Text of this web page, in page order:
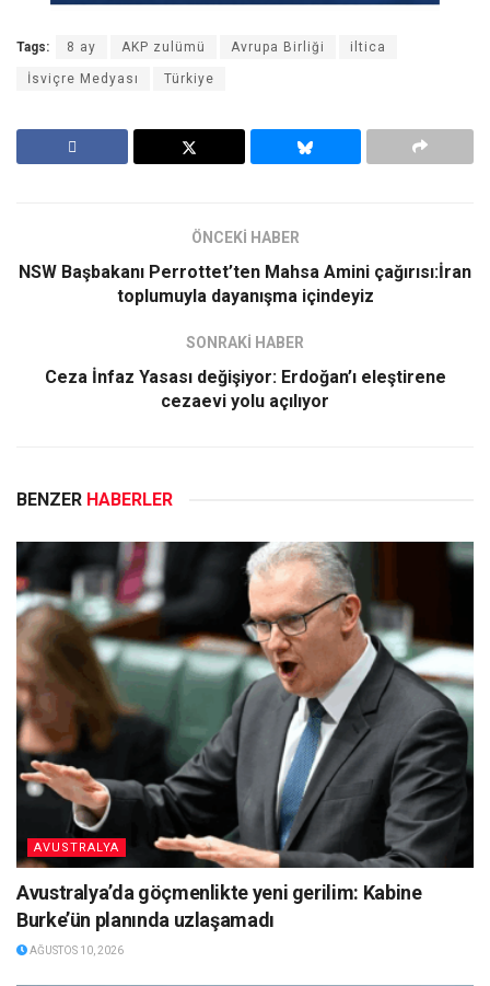
Tags: 8 ay AKP zulümü Avrupa Birliği iltica
İsviçre Medyası Türkiye
ÖNCEKİ HABER
NSW Başbakanı Perrottet’ten Mahsa Amini çağırısı:İran
toplumuyla dayanışma içindeyiz
SONRAKİ HABER
Ceza İnfaz Yasası değişiyor: Erdoğan’ı eleştirene
cezaevi yolu açılıyor
BENZER HABERLER
AVUSTRALYA
Avustralya’da göçmenlikte yeni gerilim: Kabine
Burke’ün planında uzlaşamadı
AĞUSTOS 10, 2026